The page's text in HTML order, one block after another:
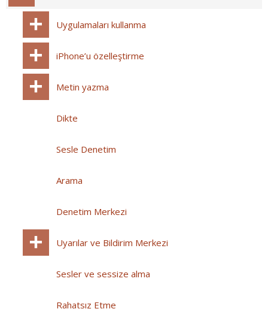
Uygulamaları kullanma
iPhone’u özelleştirme
Metin yazma
Dikte
Sesle Denetim
Arama
Denetim Merkezi
Uyarılar ve Bildirim Merkezi
Sesler ve sessize alma
Rahatsız Etme